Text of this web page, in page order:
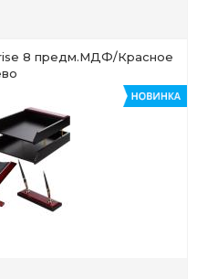
8 предм.МДФ/Красное